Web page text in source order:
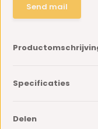
Send mail
Specificaties
Delen